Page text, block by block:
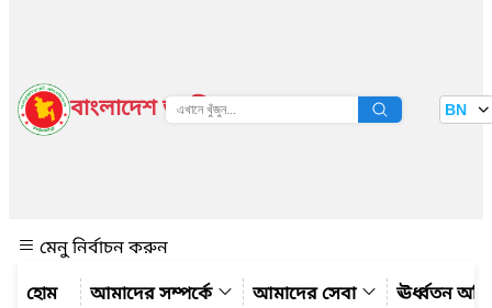
বাংলাদেশ জাতীয় তথ্য বাতায়ন BN
মেনু নির্বাচন করুন
আমাদের সম্পর্কে
আমাদের সেবা ঊর্ধ্বতন